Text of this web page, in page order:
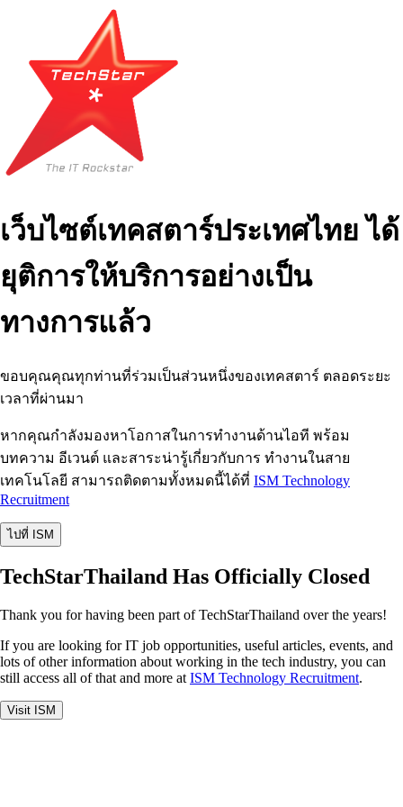
เว็บไซต์เทคสตาร์ประเทศไทย ได้
ยุติการให้บริการอย่างเป็น
ทางการแล้ว
ขอบคุณคุณทุกท่านที่ร่วมเป็นส่วนหนึ่งของเทคสตาร์ ตลอดระยะ
เวลาที่ผ่านมา
หากคุณกำลังมองหาโอกาสในการทำงานด้านไอที พร้อม
บทความ อีเวนต์ และสาระน่ารู้เกี่ยวกับการ ทำงานในสาย
เทคโนโลยี สามารถติดตามทั้งหมดนี้ได้ที่ ISM Technology
Recruitment
ไปที่ ISM
TechStarThailand Has Officially Closed
Thank you for having been part of TechStarThailand over the years!
If you are looking for IT job opportunities, useful articles, events, and
lots of other information about working in the tech industry, you can
still access all of that and more at ISM Technology Recruitment.
Visit ISM